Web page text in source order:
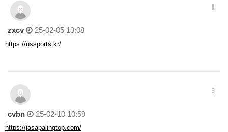
zxcv 25-02-05 13:08
https://ussports.kr/
cvbn 25-02-10 10:59
https://jasapalingtop.com/